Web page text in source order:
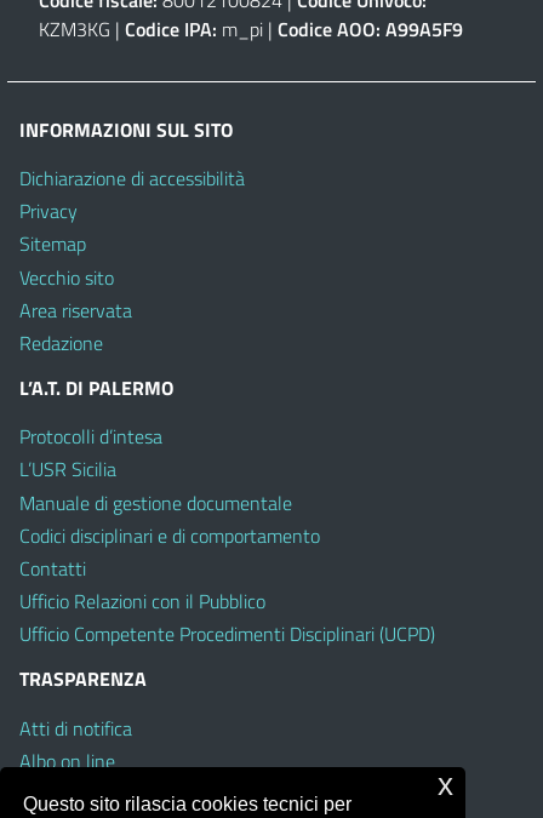
KZM3KG | Codice IPA: m_pi | Codice AOO: A99A5F9
INFORMAZIONI SUL SITO
Dichiarazione di accessibilità
Privacy
Sitemap
Vecchio sito
Area riservata
Redazione
L’A.T. DI PALERMO
Protocolli d’intesa
L’USR Sicilia
Manuale di gestione documentale
Codici disciplinari e di comportamento
Contatti
Ufficio Relazioni con il Pubblico
Ufficio Competente Procedimenti Disciplinari (UCPD)
TRASPARENZA
Atti di notifica
Albo on line
Amministrazione Trasparente
Questo sito rilascia cookies tecnici per
x